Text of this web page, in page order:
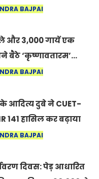
अध्याय जो आज भी
BAJPAI
और 3,000 गायें एक
बैठे ‘कृष्णावतारम’…
ऐसा नज़ारा कि
हैं”
BAJPAI
आदित्य दुबे ने CUET-
141 हासिल कर बढ़ाया
BAJPAI
दिवस: पेड़ आधारित